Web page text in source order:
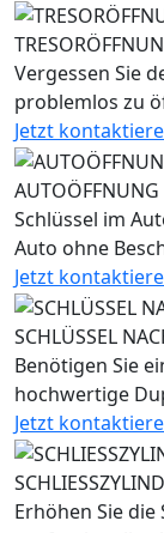
Vergessen Sie
problemlos zu
Jetzt
AUTOÖFFNUNG
Schlüssel im
Auto ohne
Jetzt
SCHLÜSSEL
Benötigen Sie
hochwertige
Jetzt
Erhöhen Sie